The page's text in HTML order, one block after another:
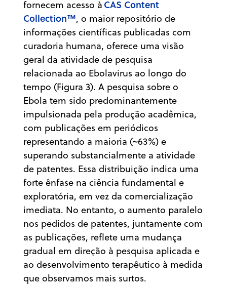
fornecem acesso à CAS Content
Collection™, o maior repositório de
informações científicas publicadas com
curadoria humana, oferece uma visão
geral da atividade de pesquisa
relacionada ao Ebolavirus ao longo do
tempo (Figura 3). A pesquisa sobre o
Ebola tem sido predominantemente
impulsionada pela produção acadêmica,
com publicações em periódicos
representando a maioria (~63%) e
superando substancialmente a atividade
de patentes. Essa distribuição indica uma
forte ênfase na ciência fundamental e
exploratória, em vez da comercialização
imediata. No entanto, o aumento paralelo
nos pedidos de patentes, juntamente com
as publicações, reflete uma mudança
gradual em direção à pesquisa aplicada e
ao desenvolvimento terapêutico à medida
que observamos mais surtos.